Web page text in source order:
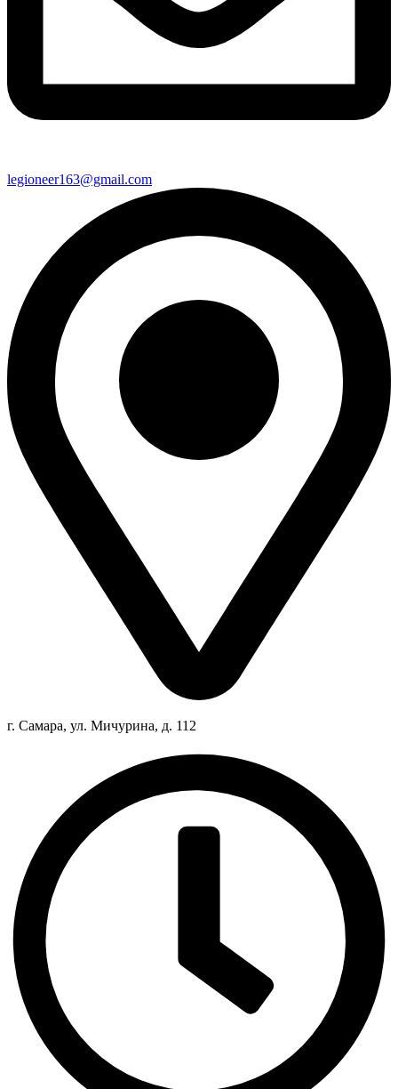
legioneer163@gmail.com
г. Самара, ул. Мичурина, д. 112